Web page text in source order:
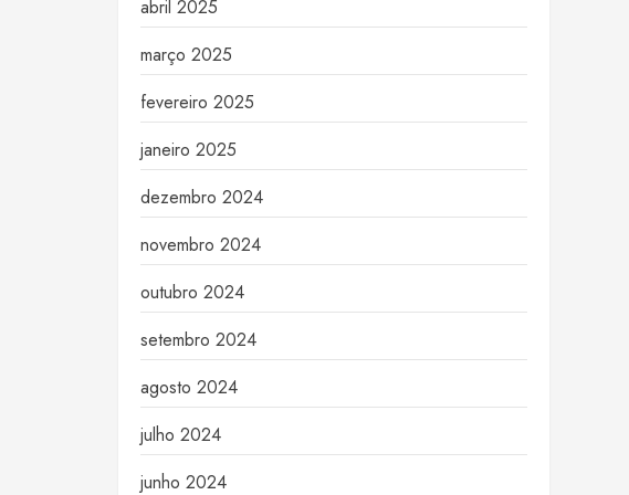
abril 2025
março 2025
fevereiro 2025
janeiro 2025
dezembro 2024
novembro 2024
outubro 2024
setembro 2024
agosto 2024
julho 2024
junho 2024